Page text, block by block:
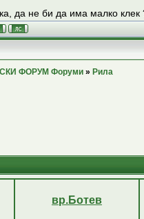
да не би да има малко клек
ФОРУМ Форуми » Рила
вр.Ботев